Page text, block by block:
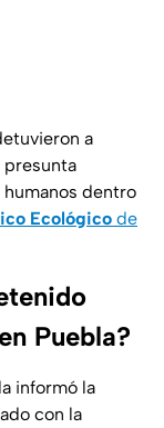
a
presunta
dentro
Ecológico de
Puebla?
informó la
con la